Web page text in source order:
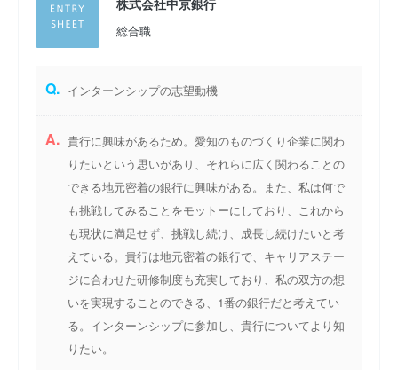
総合職
Q. インターンシップの志望動機
A. 貴行に興味があるため。愛知のものづくり企業に関わ
りたいという思いがあり、それらに広く関わることの
できる地元密着の銀行に興味がある。また、私は何で
も挑戦してみることをモットーにしており、これから
も現状に満足せず、挑戦し続け、成長し続けたいと考
えている。貴行は地元密着の銀行で、キャリアステー
ジに合わせた研修制度も充実しており、私の双方の想
いを実現することのできる、1番の銀行だと考えてい
る。インターンシップに参加し、貴行についてより知
りたい。